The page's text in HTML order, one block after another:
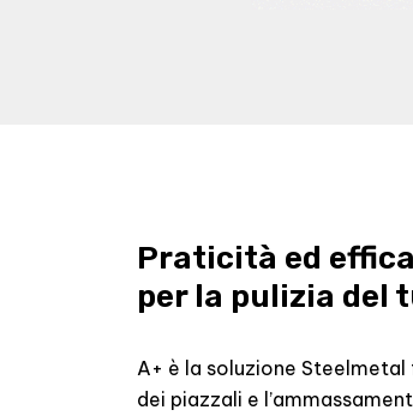
Praticità ed
per la pulizia del
A+ è la soluzione
dei piazzali e